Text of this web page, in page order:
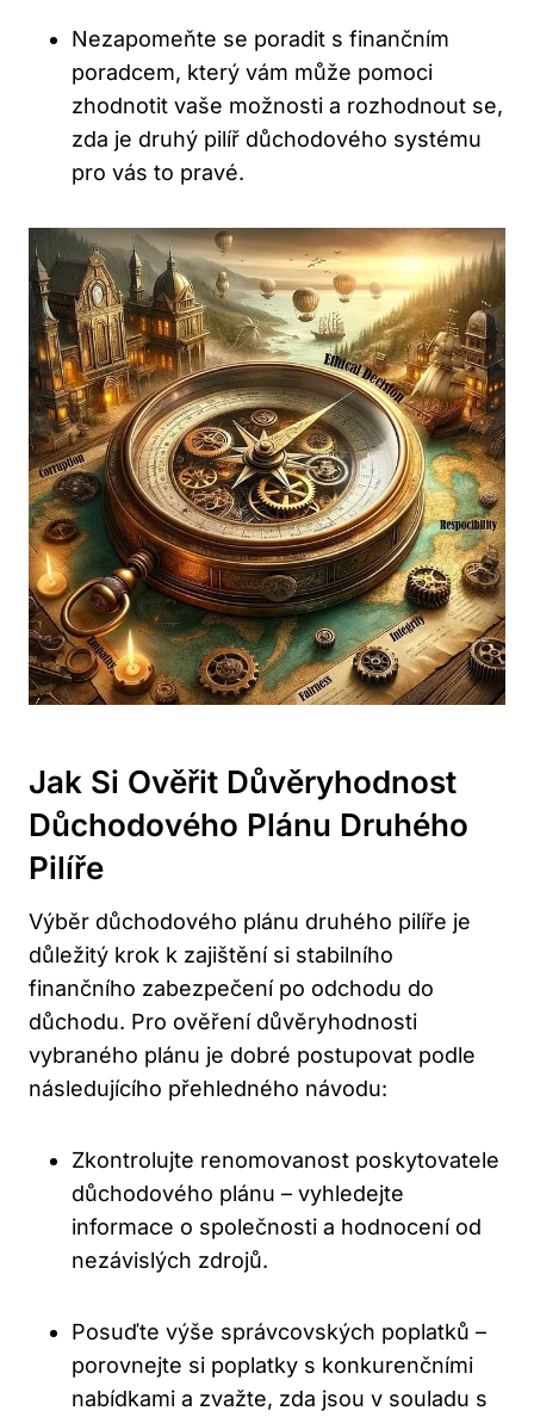
Nezapomeňte se poradit s finančním
poradcem, který vám může pomoci
zhodnotit vaše možnosti a rozhodnout se,
zda je druhý pilíř důchodového systému
pro vás to pravé.
Jak Si Ověřit Důvěryhodnost
Důchodového Plánu Druhého
Pilíře
Výběr důchodového plánu druhého pilíře je
důležitý krok k zajištění si stabilního
finančního zabezpečení po odchodu do
důchodu. Pro ověření důvěryhodnosti
vybraného plánu je dobré postupovat podle
následujícího přehledného návodu:
Zkontrolujte renomovanost poskytovatele
důchodového plánu – vyhledejte
informace o společnosti a hodnocení od
nezávislých zdrojů.
Posuďte výše správcovských poplatků –
porovnejte si poplatky s konkurenčními
nabídkami a zvažte, zda jsou v souladu s